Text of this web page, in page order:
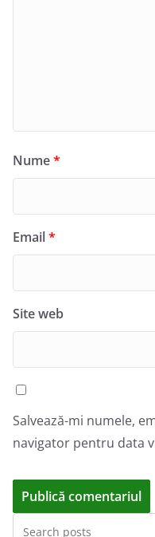
Nume*
Email*
Site web
Salvează-mi numele,
navigator pentru data